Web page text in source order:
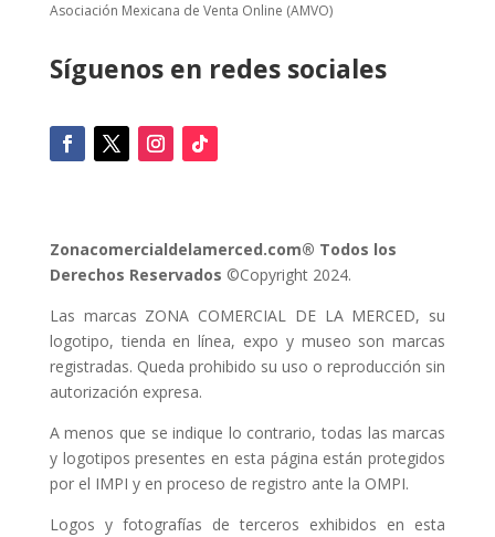
Asociación Mexicana de Venta Online (AMVO)
Síguenos en redes sociales
Zonacomercialdelamerced.com® Todos los
Derechos Reservados ©Copyright 2024.
Las marcas ZONA COMERCIAL DE LA MERCED, su
logotipo, tienda en línea, expo y museo son marcas
registradas. Queda prohibido su uso o reproducción sin
autorización expresa.
A menos que se indique lo contrario, todas las marcas
y logotipos presentes en esta página están protegidos
por el IMPI y en proceso de registro ante la OMPI.
Logos y fotografías de terceros exhibidos en esta